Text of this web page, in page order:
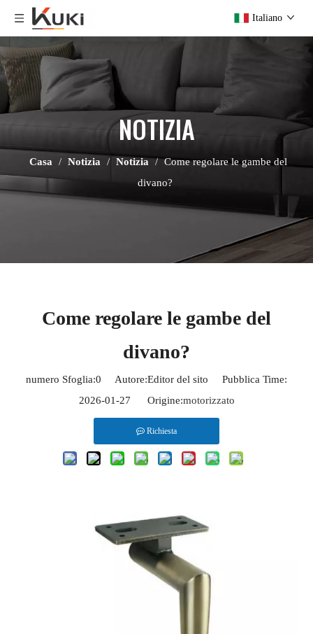
Italiano
NOTIZIA
Casa / Notizia / Notizia / Come regolare le gambe del
divano?
Come regolare le gambe del
divano?
numero Sfoglia:0 Autore:Editor del sito Pubblica Time:
2026-01-27 Origine:motorizzato
Richiesta